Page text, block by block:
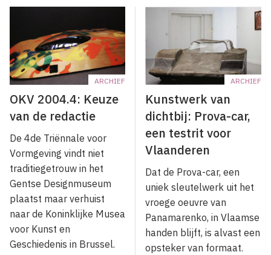
ARCHIEF
OKV 2004.4: Keuze
van de redactie
De 4de Triënnale voor
Vormgeving vindt niet
traditiegetrouw in het
Gentse Designmuseum
plaatst maar verhuist
naar de Koninklijke Musea
voor Kunst en
Geschiedenis in Brussel.
ARCHIEF
Kunstwerk van
dichtbij: Prova-car,
een testrit voor
Vlaanderen
Dat de Prova-car, een
uniek sleutelwerk uit het
vroege oeuvre van
Panamarenko, in Vlaamse
handen blijft, is alvast een
opsteker van formaat.